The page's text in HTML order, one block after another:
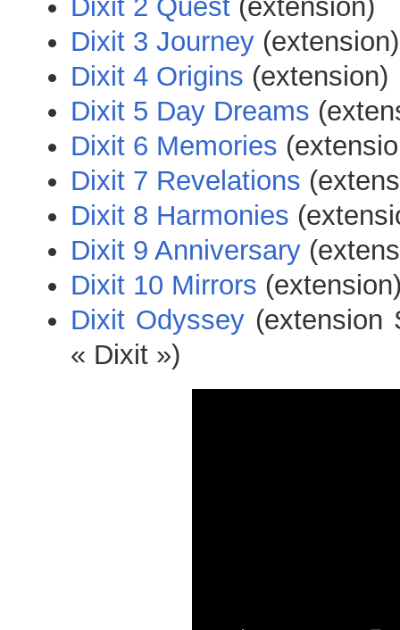
Dixit 2 Quest(extension)
Dixit 3 Journey(extension)
Dixit 4 Origins (extension)
Dixit 5 Day Dreams
Dixit 6 Memories
Dixit 7 Revelations
Dixit 8 Harmonies
Dixit 9 Anniversary
Dixit 10 Mirrors
Dixit Odyssey(extension
« Dixit »)